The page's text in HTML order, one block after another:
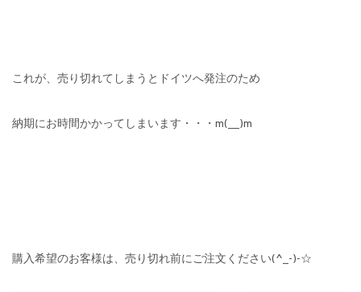
これが、売り切れてしまうとドイツへ発注のため
納期にお時間かかってしまいます・・・m(__)m
購入希望のお客様は、売り切れ前にご注文ください(^_-)-☆